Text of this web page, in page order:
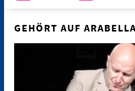
GEHÖRT AUF